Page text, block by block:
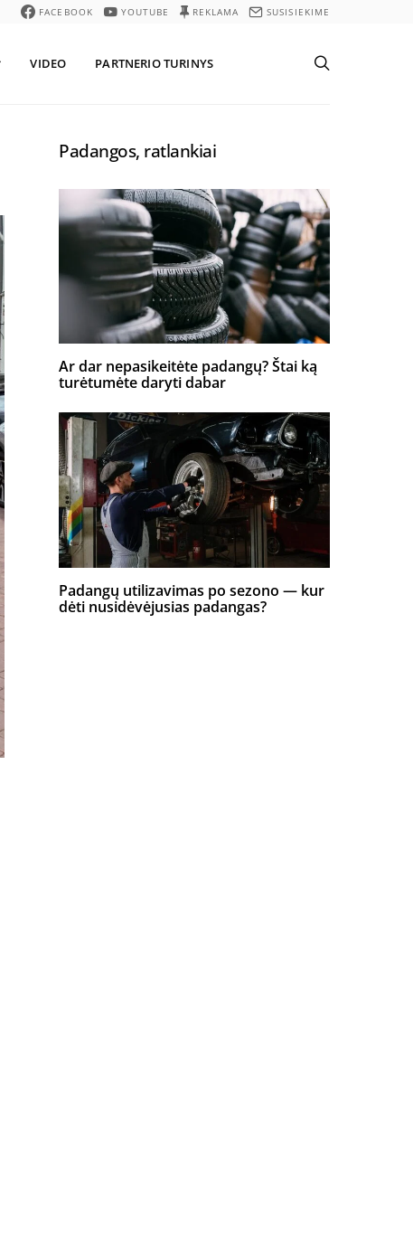
FACEBOOK YOUTUBE REKLAMA SUSISIEKIME
VIDEO PARTNERIO TURINYS
Padangos, ratlankiai
Ar dar nepasikeitėte padangų? Štai ką
turėtumėte daryti dabar
Padangų utilizavimas po sezono — kur
dėti nusidėvėjusias padangas?